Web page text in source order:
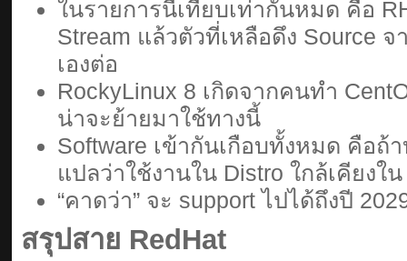
ในรายการนี้เทียบเท่ากันหมด คือ
Stream แล้วตัวที่เหลือดึง Source
เองต่อ
RockyLinux 8 เกิดจากคนทำ
น่าจะย้ายมาใช้ทางนี้
Software เข้ากันเกือบทั้งหมด คือถ้
แปลว่าใช้งานใน Distro ใกล้เคียง
“คาดว่า” จะ support ไปได้ถึงปี
สรุปสาย RedHat